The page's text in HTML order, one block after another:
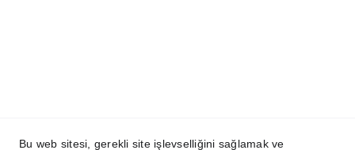
Bu web sitesi, gerekli site işlevselliğini sağlamak ve